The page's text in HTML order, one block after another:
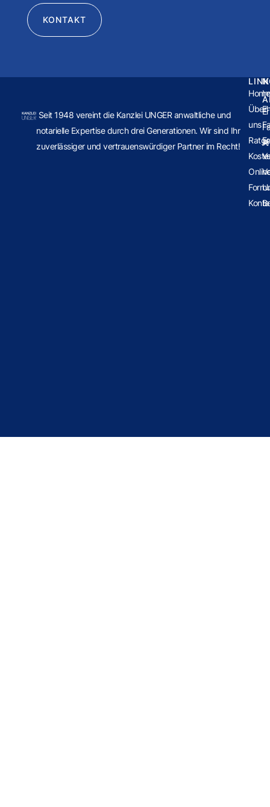
KONTAKT
Seit 1948 vereint die Kanzlei UNGER anwaltliche und
notarielle Expertise durch drei Generationen. Wir sind Ihr
zuverlässiger und vertrauenswürdiger Partner im Recht!
Home
Über
uns